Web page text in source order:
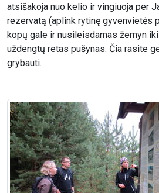
atsišakoja nuo kelio ir vingiuoja per
rezervatą (aplink rytinę gyvenvietės
kopų gale ir nusileisdamas žemyn
uždengtų retas pušynas. Čia rasite
grybauti.